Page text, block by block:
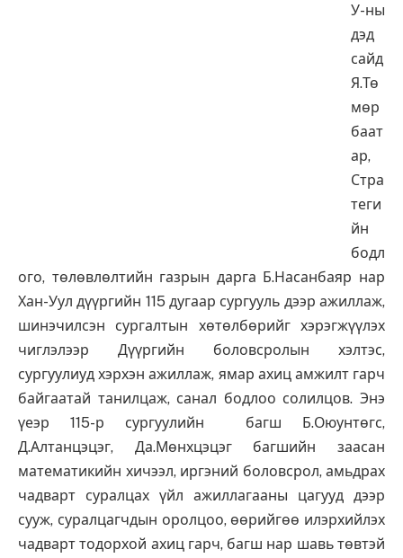
У-ны
дэд
сайд
Я.Тө
мөр
баат
ар,
Стра
теги
йн
бодл
ого, төлөвлөлтийн газрын дарга Б.Насанбаяр нар
Хан-Уул дүүргийн 115 дугаар сургууль дээр ажиллаж,
шинэчилсэн сургалтын хөтөлбөрийг хэрэгжүүлэх
чиглэлээр Дүүргийн боловсролын хэлтэс,
сургуулиуд хэрхэн ажиллаж, ямар ахиц амжилт гарч
байгаатай танилцаж, санал бодлоо солилцов. Энэ
үеэр 115-р сургуулийн багш Б.Оюунтөгс,
Д.Алтанцэцэг, Да.Мөнхцэцэг багшийн заасан
математикийн хичээл, иргэний боловсрол, амьдрах
чадварт суралцах үйл ажиллагааны цагууд дээр
сууж, суралцагчдын оролцоо, өөрийгөө илэрхийлэх
чадварт тодорхой ахиц гарч, багш нар шавь төвтэй